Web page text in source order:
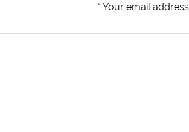
Your email
*